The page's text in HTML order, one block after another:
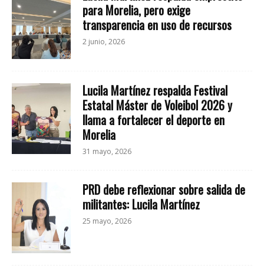
para Morelia, pero exige
transparencia en uso de recursos
2 junio, 2026
Lucila Martínez respalda Festival
Estatal Máster de Voleibol 2026 y
llama a fortalecer el deporte en
Morelia
31 mayo, 2026
PRD debe reflexionar sobre salida de
militantes: Lucila Martínez
25 mayo, 2026